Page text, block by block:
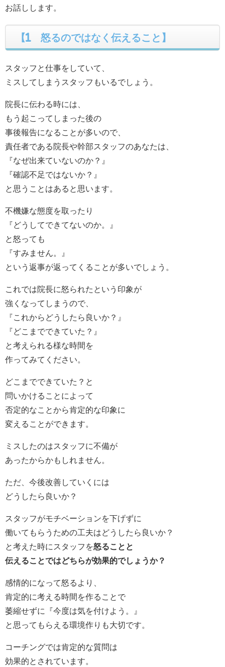
お話しします。
【1 怒るのではなく伝えること】
スタッフと仕事をしていて、
ミスしてしまうスタッフもいるでしょう。
院長に伝わる時には、
もう起こってしまった後の
事後報告になることが多いので、
責任者である院長や幹部スタッフのあなたは、
『なぜ出来ていないのか？』
『確認不足ではないか？』
と思うことはあると思います。
不機嫌な態度を取ったり
『どうしてできてないのか。』
と怒っても
『すみません。』
という返事が返ってくることが多いでしょう。
これでは院長に怒られたという印象が
強くなってしまうので、
『これからどうしたら良いか？』
『どこまでできていた？』
と考えられる様な時間を
作ってみてください。
どこまでできていた？と
問いかけることによって
否定的なことから肯定的な印象に
変えることができます。
ミスしたのはスタッフに不備が
あったからかもしれません。
ただ、今後改善していくには
どうしたら良いか？
スタッフがモチベーションを下げずに
働いてもらうための工夫はどうしたら良いか？
と考えた時にスタッフを怒ることと
伝えることではどちらが効果的でしょうか？
感情的になって怒るより、
肯定的に考える時間を作ることで
萎縮せずに『今度は気を付けよう。』
と思ってもらえる環境作りも大切です。
コーチングでは肯定的な質問は
効果的とされています。